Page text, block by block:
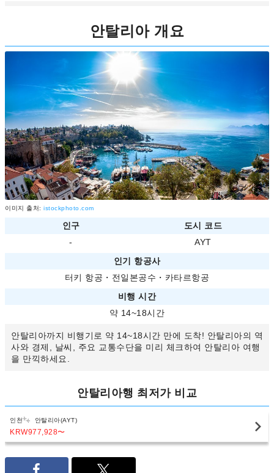
안탈리아 개요
이미지 출처: istockphoto.com
인구
도시 코드
-
AYT
인기 항공사
터키 항공 ・ 전일본공수 ・ 카타르항공
비행 시간
약 14~18시간
안탈리아까지 비행기로 약 14~18시간 만에 도착! 안탈리아의 역
사와 경제, 날씨, 주요 교통수단을 미리 체크하여 안탈리아 여행
을 만끽하세요.
안탈리아행 최저가 비교
인천 안탈리아(AYT)
KRW977,928〜